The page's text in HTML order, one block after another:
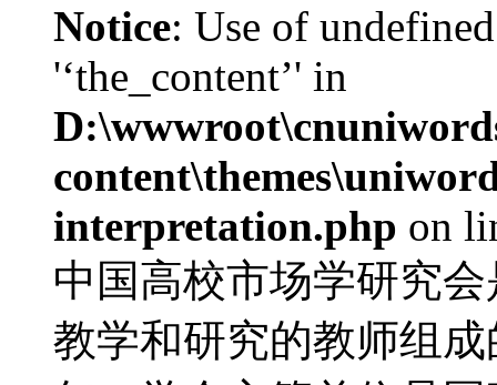
Notice: Use of
'‘the_content’' in
interpretation.php on
中国高校市场学研究
教学和研究的教师组